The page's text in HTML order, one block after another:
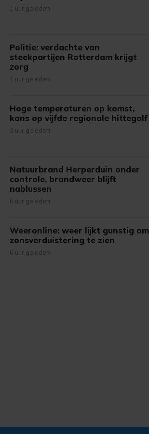
1 uur geleden
Politie: verdachte van
steekpartijen Rotterdam krijgt
zorg
1 uur geleden
Hoge temperaturen op komst,
kans op vijfde regionale hittegolf
3 uur geleden
Natuurbrand Herperduin onder
controle, brandweer blijft
nablussen
6 uur geleden
Weeronline: weer lijkt gunstig om
zonsverduistering te zien
6 uur geleden